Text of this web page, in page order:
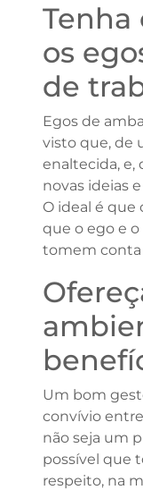
Tenha
os
de
Egos de
visto que, de
enaltecida, e,
novas ideias
O ideal é
que o ego e
tomem
Um bom
convívio
não seja um
possível que
respeito, na